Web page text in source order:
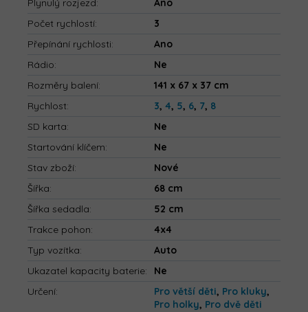
Plynulý rozjezd:
Ano
Počet rychlostí:
3
Přepínání rychlosti:
Ano
Rádio:
Ne
Rozměry balení:
141 x 67 x 37 cm
Rychlost: 3, 4, 5, 6, 7, 8
SD karta:
Ne
Startování klíčem:
Ne
Stav zboží:
Nové
Šířka:
68 cm
Šířka sedadla:
52 cm
Trakce pohon:
4x4
Typ vozítka:
Auto
Ukazatel kapacity baterie:
Ne
Určení: Pro větší děti, Pro kluky,
Pro holky, Pro dvě děti